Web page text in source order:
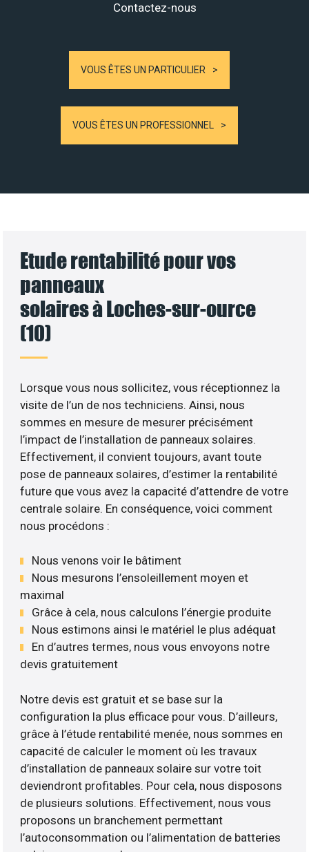
Contactez-nous
VOUS ÊTES UN PARTICULIER
VOUS ÊTES UN PROFESSIONNEL
Etude rentabilité pour vos
panneaux
solaires à Loches-sur-ource
(10)
Lorsque vous nous sollicitez, vous réceptionnez la
visite de l’un de nos techniciens. Ainsi, nous
sommes en mesure de mesurer précisément
l’impact de l’installation de panneaux solaires.
Effectivement, il convient toujours, avant toute
pose de panneaux solaires, d’estimer la rentabilité
future que vous avez la capacité d’attendre de votre
centrale solaire. En conséquence, voici comment
nous procédons :
Nous venons voir le bâtiment
Nous mesurons l’ensoleillement moyen et
maximal
Grâce à cela, nous calculons l’énergie produite
Nous estimons ainsi le matériel le plus adéquat
En d’autres termes, nous vous envoyons notre
devis gratuitement
Notre devis est gratuit et se base sur la
configuration la plus efficace pour vous. D’ailleurs,
grâce à l’étude rentabilité menée, nous sommes en
capacité de calculer le moment où les travaux
d’installation de panneaux solaire sur votre toit
deviendront profitables. Pour cela, nous disposons
de plusieurs solutions. Effectivement, nous vous
proposons un branchement permettant
l’autoconsommation ou l’alimentation de batteries